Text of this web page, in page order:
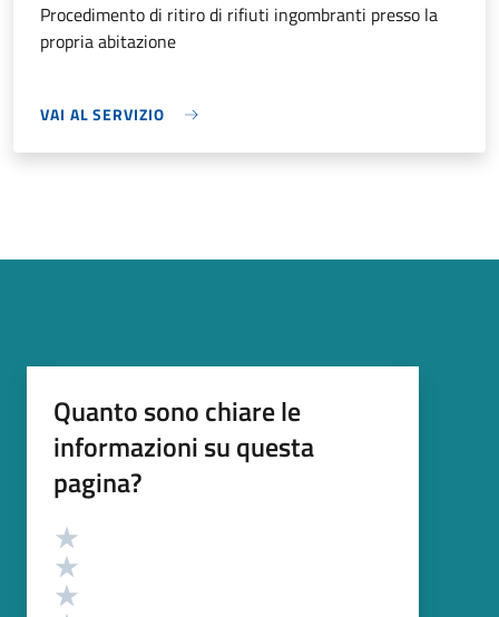
Procedimento di ritiro di rifiuti ingombranti presso la
propria abitazione
VAI AL SERVIZIO
Quanto sono chiare le
informazioni su questa
pagina?
Valutazione